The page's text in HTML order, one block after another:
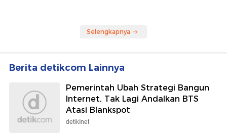
Selengkapnya
Berita detikcom Lainnya
Pemerintah Ubah Strategi Bangun
Internet, Tak Lagi Andalkan BTS
Atasi Blankspot
detikInet